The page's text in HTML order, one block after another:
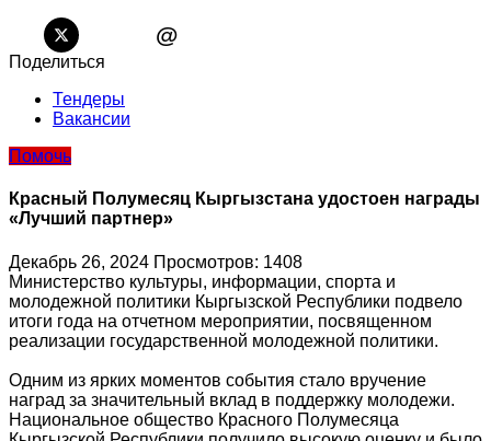
@
Поделиться
Тендеры
Вакансии
Помочь
Красный Полумесяц Кыргызстана удостоен награды
«Лучший партнер»
Декабрь 26, 2024 Просмотров: 1408
Министерство культуры, информации, спорта и
молодежной политики Кыргызской Республики подвело
итоги года на отчетном мероприятии, посвященном
реализации государственной молодежной политики.
Одним из ярких моментов события стало вручение
наград за значительный вклад в поддержку молодежи.
Национальное общество Красного Полумесяца